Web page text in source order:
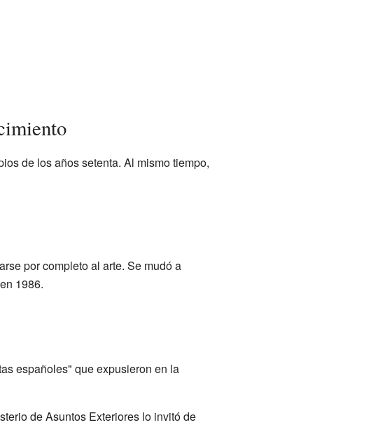
de los años setenta. Al mismo tiempo,
por completo al arte. Se mudó a
1986.
españoles" que expusieron en la
de Asuntos Exteriores lo invitó de